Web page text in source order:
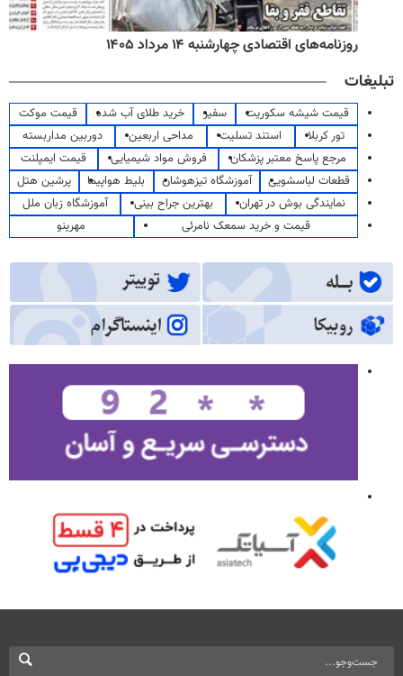
روزنامه‌های اقتصادی چهارشنبه ۱۴ مرداد ۱۴۰۵
تبلیغات
قیمت شیشه سکوریت سفیر خرید طلای آب شده
قیمت موکت
تور کربلا
استند تسلیت مداحی اربعین
دوربین مداربسته
مرجع پاسخ معتبر پزشکان
فروش مواد شیمیایی
قیمت ایمپلنت
قطعات لباسشویی
آموزشگاه تیزهوشان بلیط هواپیما
پرشین هتل
نمایندگی بوش در تهران
بهترین جراح بینی
آموزشگاه زبان ملل
قیمت و خرید سمعک نامرئی
مهرینو